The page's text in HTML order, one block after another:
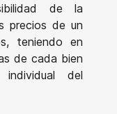
de la
precios de un
teniendo en
de cada bien
del